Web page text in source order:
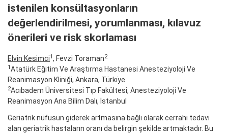
istenilen konsültasyonların
değerlendirilmesi, yorumlanması, kılavuz
önerileri ve risk skorlaması
Elvin Kesimci1, Fevzi Toraman2
1Atatürk Eğitim Ve Araştırma Hastanesi Anesteziyoloji Ve
Reanimasyon Kliniği, Ankara, Türki̇ye
2Acıbadem Üniversitesi Tıp Fakültesi, Anesteziyoloji Ve
Reanimasyon Ana Bilim Dalı, İstanbul
Geriatrik nüfusun giderek artmasına bağlı olarak cerrahi tedavi
alan geriatrik hastaların oranı da belirgin şekilde artmaktadır. Bu